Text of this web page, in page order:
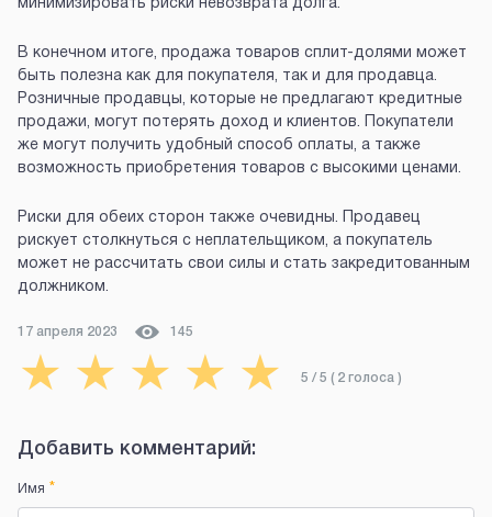
минимизировать риски невозврата долга.
В конечном итоге, продажа товаров сплит-долями может
быть полезна как для покупателя, так и для продавца.
Розничные продавцы, которые не предлагают кредитные
продажи, могут потерять доход и клиентов. Покупатели
же могут получить удобный способ оплаты, а также
возможность приобретения товаров с высокими ценами.
Риски для обеих сторон также очевидны. Продавец
рискует столкнуться с неплательщиком, а покупатель
может не рассчитать свои силы и стать закредитованным
должником.
17 апреля 2023 145
★ ★ ★ ★ ★ 5 / 5 ( 2 голоса )
Добавить комментарий:
Имя *